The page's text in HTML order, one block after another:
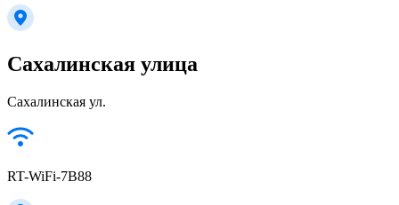
Сахалинская улица
Сахалинская ул.
RT-WiFi-7B88